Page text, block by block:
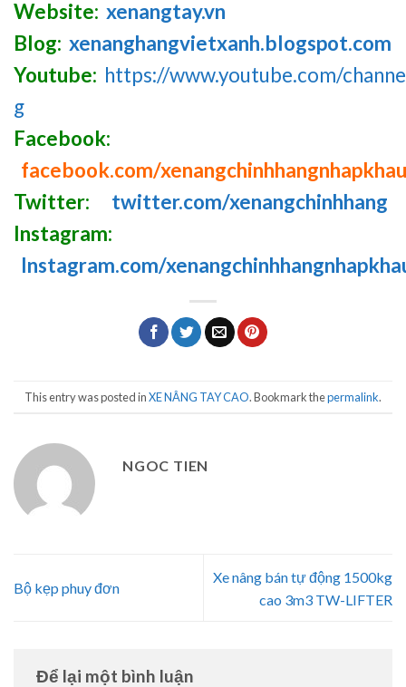
Website: xenangtay.vn
Blog: xenanghangvietxanh.blogspot.com
Youtube: https://www.youtube.com/
g
Facebook:
facebook.com/xenangchinhhangnhapkhau
Twitter:
twitter.com/xenangchinhhang
Instagram:
Instagram.com/
This entry was posted inXE NÂNG TAY CAO. Bookmark thepermalink.
NGOC TIEN
Bộ kẹp phuy đơn
Xe nâng bán tự động 1500kg
cao 3m3 TW-LIFTER
Để lại một bình luận